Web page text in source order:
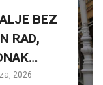
BEZ
RAD,
2026